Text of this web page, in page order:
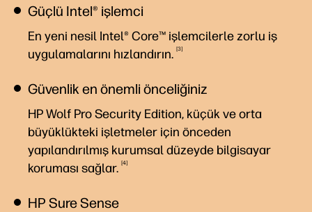
Güçlü Intel® işlemci
En yeni nesil Intel® Core™ işlemcilerle zorlu iş
uygulamalarını hızlandırın. 3
Güvenlik en önemli önceliğiniz
HP Wolf Pro Security Edition, küçük ve orta
büyüklükteki işletmeler için önceden
yapılandırılmış kurumsal düzeyde bilgisayar
koruması sağlar. 4
HP Sure Sense